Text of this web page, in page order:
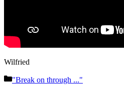
Wilfried
Kategorien
"Break on through ..."